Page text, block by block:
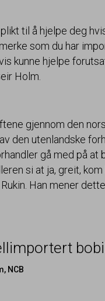
til å hjelpe deg
som du har
kunne hjelpe
Holm.
gjennom den
den utenlandske
gå med på
si at ja, greit,
Han mener
NCB